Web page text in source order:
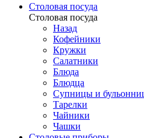
Столовая посуда
Столовая посуда
Назад
Кофейники
Кружки
Салатники
Блюда
Блюдца
Супницы и
Тарелки
Чайники
Чашки